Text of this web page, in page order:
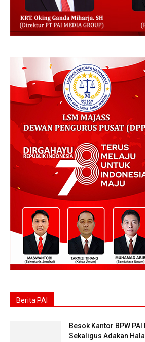
Berita PAI
Besok Kantor BPW
Sekaligus Adakan